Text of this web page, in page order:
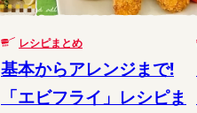
レシピまとめ
基本からアレンジまで!
「エビフライ」レシピま